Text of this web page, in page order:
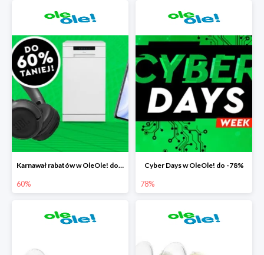
Karnawał rabatów w OleOle! do -60%
60%
Cyber Days w OleOle! do -78%
78%